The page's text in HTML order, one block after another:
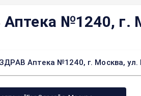
№1240, г.
Аптека №1240, г. Москва,